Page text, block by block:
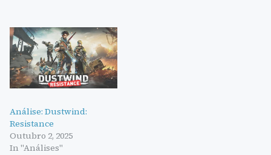
Análise: Dustwind:
Resistance
Outubro 2, 2025
In "Análises"